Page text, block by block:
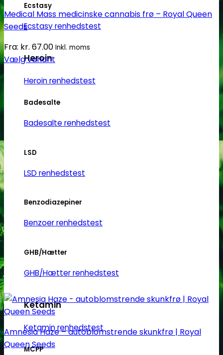
Ecstasy
Ecstasy renhedstest
Heroin
Heroin renhedstest
Badesalte
Badesalte renhedstest
LSD
LSD renhedstest
Benzodiazepiner
Benzoer renhedstest
GHB/Hætter
GHB/Hætter renhedstest
Ketamin
Ketamin renhedstest
MCPP
Medical Mass medicinske cannabis frø – Royal Queen
Seeds
Fra: kr. 67.00 Inkl. moms
Vælg variant
vare
flere
varianter.
kan
vælges
på
varesiden
Amnesia Haze – autoblomstrende skunkfrø | Royal
Queen Seeds